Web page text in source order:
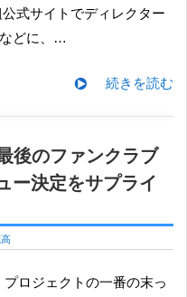
式サイトでディレクター
どに、…
続きを読む
後のファンクラブ
ー決定をサプライ